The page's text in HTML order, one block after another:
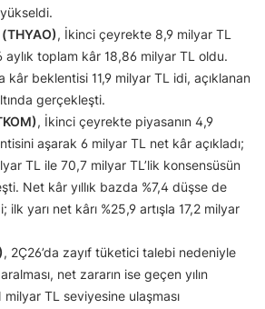
, İkinci çeyrekte 8,9 milyar TL
toplam kâr 18,86 milyar TL oldu.
kâr beklentisi 11,9 milyar TL idi, açıklanan
gerçekleşti.
, İkinci çeyrekte piyasanın 4,9
aşarak 6 milyar TL net kâr açıkladı;
TL ile 70,7 milyar TL’lik konsensüsün
Net kâr yıllık bazda %7,4 düşse de
yarı net kârı %25,9 artışla 17,2 milyar
, 2Ç26’da zayıf tüketici talebi nedeniyle
net zararın ise geçen yılın
milyar TL seviyesine ulaşması